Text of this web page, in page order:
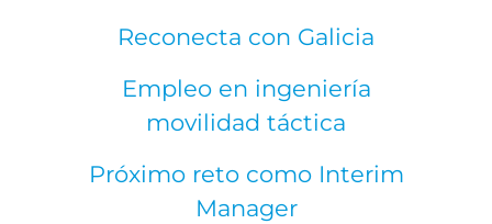
Reconecta con Galicia
Empleo en ingeniería
movilidad táctica
Próximo reto como Interim
Manager